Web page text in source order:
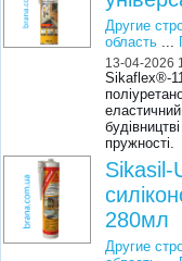
Другие
область ...
13-04-2026
Sikaflex®-
пружності.
Sikasil-
280мл
Другие